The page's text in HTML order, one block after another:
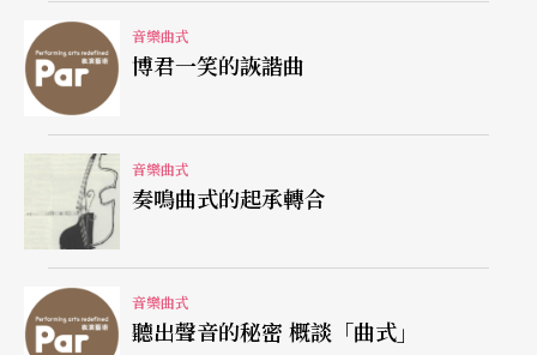
文字｜陳樹熙 作曲家
音樂曲式
博君一笑的詼諧曲
音樂曲式
奏鳴曲式的起承轉合
音樂曲式
聽出聲音的秘密 概談「曲式」